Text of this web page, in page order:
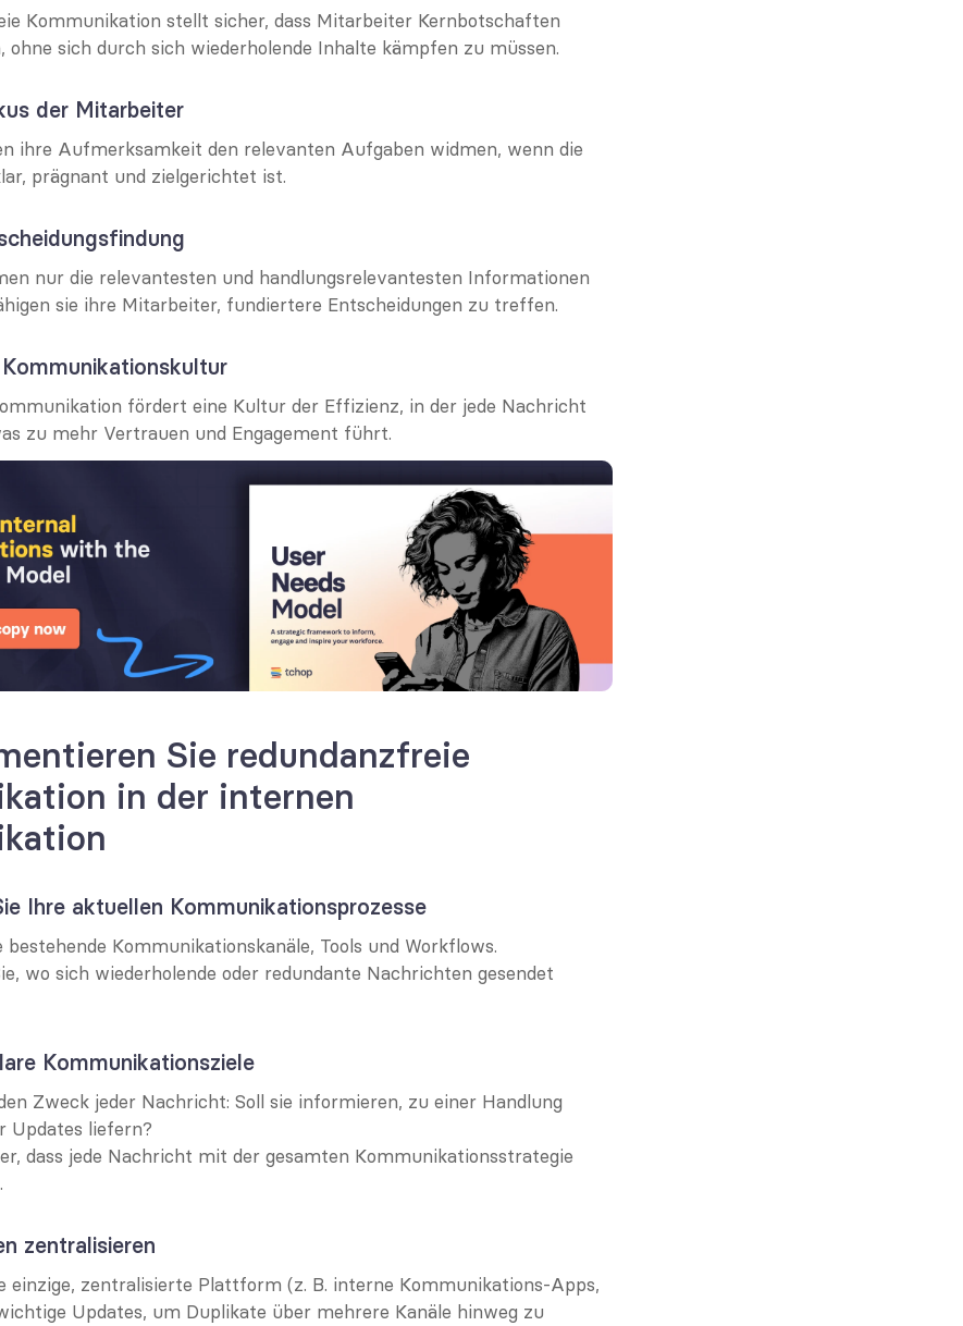
Kommunikation stellt sicher, dass Mitarbeiter Kernbotschaften
ohne sich durch sich wiederholende Inhalte kämpfen zu müssen.
der Mitarbeiter
ihre Aufmerksamkeit den relevanten Aufgaben widmen, wenn die
prägnant und zielgerichtet ist.
nur die relevantesten und handlungsrelevantesten Informationen
sie ihre Mitarbeiter, fundiertere Entscheidungen zu treffen.
fördert eine Kultur der Effizienz, in der jede Nachricht
zu mehr Vertrauen und Engagement führt.
Sie redundanzfreie
in der internen
Ihre aktuellen Kommunikationsprozesse
Kommunikationskanäle, Tools und Workflows.
wo sich wiederholende oder redundante Nachrichten gesendet
Kommunikationsziele
Zweck jeder Nachricht: Soll sie informieren, zu einer Handlung
Updates liefern?
dass jede Nachricht mit der gesamten Kommunikationsstrategie
zentralisieren
einzige, zentralisierte Plattform (z. B. interne Kommunikations-Apps,
Updates, um Duplikate über mehrere Kanäle hinweg zu